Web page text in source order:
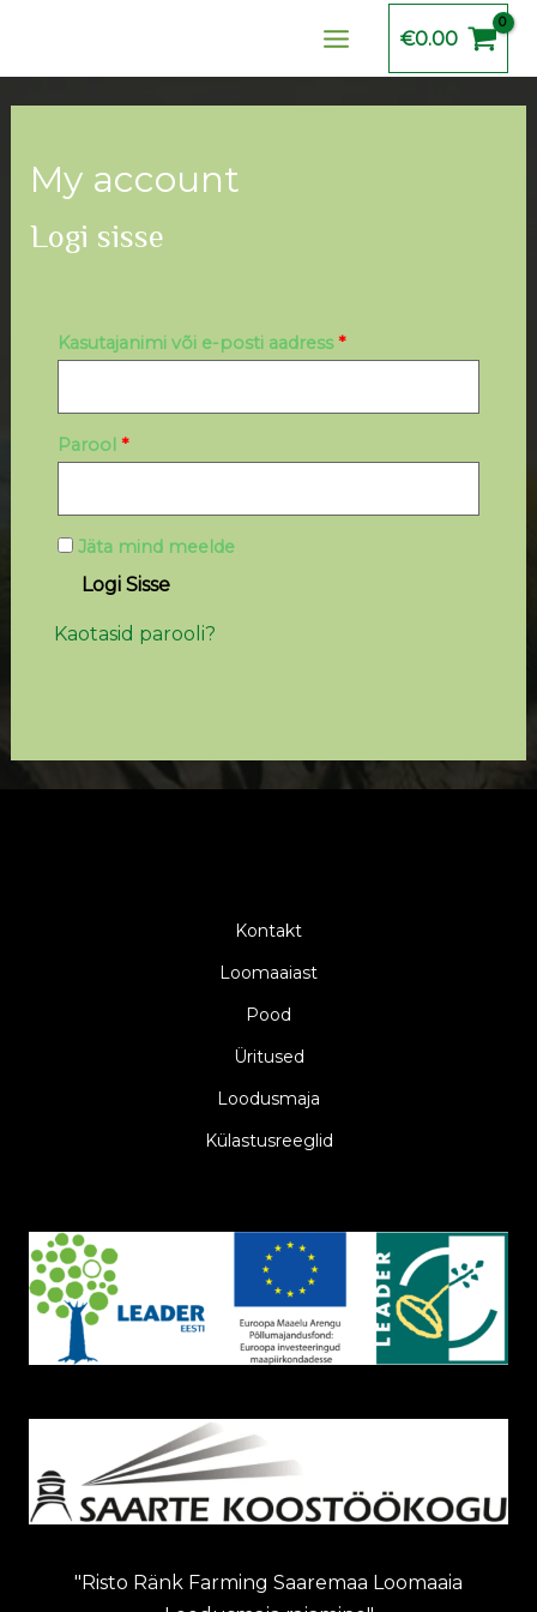
content
Main
Menu
€0.00
My account
Logi sisse
Kasutajanimi või e-posti aadress*
Parool *
Jäta mind meelde
Logi Sisse
Kaotasid parooli?
Kontakt
Loomaaiast
Pood
Üritused
Loodusmaja
Külastusreeglid
"Risto Ränk Farming Saaremaa Loomaaia